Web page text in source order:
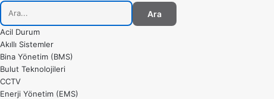
Ara
Acil Durum
Akıllı Sistemler
Bina Yönetim (BMS)
Bulut Teknolojileri
CCTV
Enerji Yönetim (EMS)